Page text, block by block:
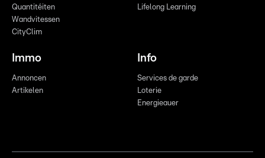
Quantitéiten
Wandvitessen
CityClim
Lifelong Learning
Immo
Annoncen
Artikelen
Info
Services de garde
Loterie
Energieauer